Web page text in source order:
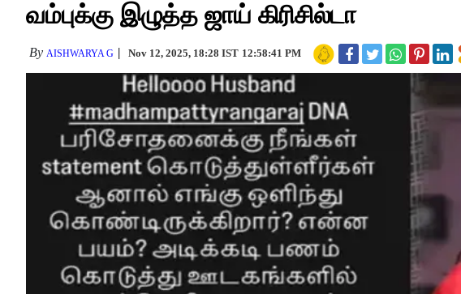
வம்புக்கு இழுத்த ஜாய் கிரிசில்டா
By AISHWARYA G Nov 12, 2025, 18:28 IST 12:58:41 PM